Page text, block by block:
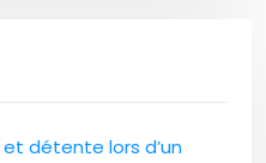
détente lors d’un